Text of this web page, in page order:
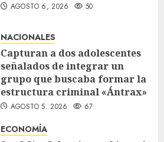
AGOSTO 6, 2026 50
NACIONALES
Capturan a dos adolescentes
señalados de integrar un
grupo que buscaba formar la
estructura criminal «Ántrax»
AGOSTO 5, 2026 67
ECONOMÍA